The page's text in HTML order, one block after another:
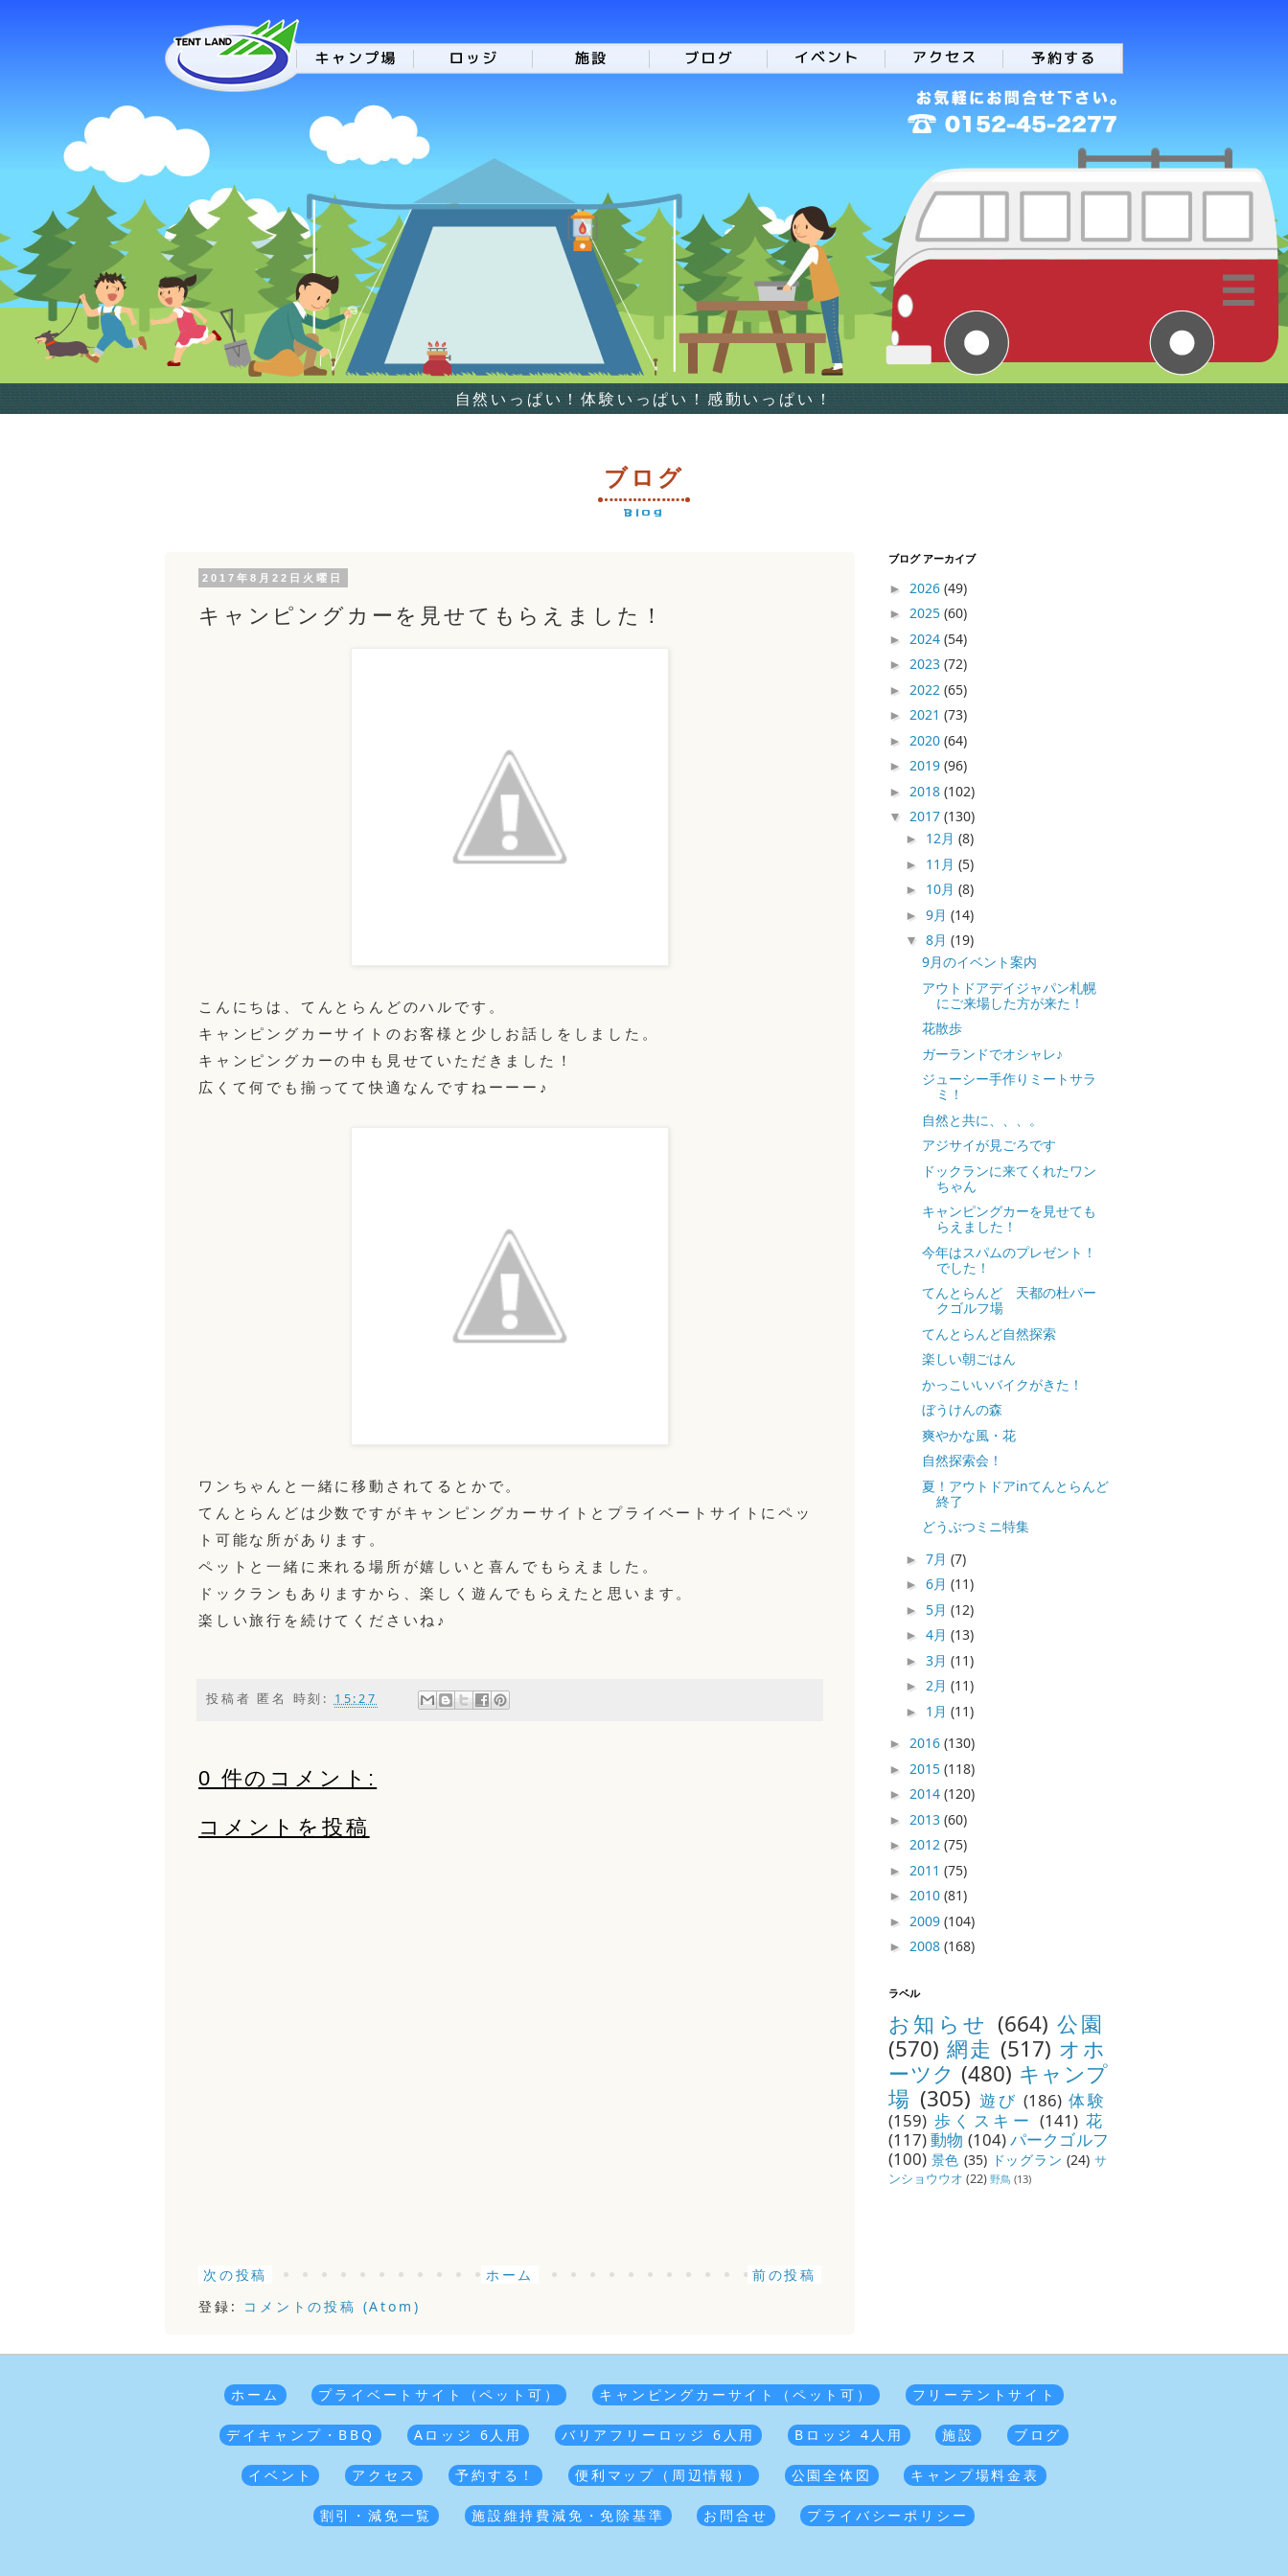
自然いっぱい！体験いっぱい！感動いっぱい！
ブログ
Blog
2017年8月22日火曜日
キャンピングカーを見せてもらえました！
こんにちは、てんとらんどのハルです。
キャンピングカーサイトのお客様と少しお話しをしました。
キャンピングカーの中も見せていただきました！
広くて何でも揃ってて快適なんですねーーー♪
ワンちゃんと一緒に移動されてるとかで。
てんとらんどは少数ですがキャンピングカーサイトとプライベートサイトにペッ
ト可能な所があります。
ペットと一緒に来れる場所が嬉しいと喜んでもらえました。
ドックランもありますから、楽しく遊んでもらえたと思います。
楽しい旅行を続けてくださいね♪
投稿者 匿名 時刻: 15:27
0 件のコメント:
コメントを投稿
次の投稿 前の投稿
ホーム
登録: コメントの投稿 (Atom)
ブログ アーカイブ
► 2026 (49)
► 2025 (60)
► 2024 (54)
► 2023 (72)
► 2022 (65)
► 2021 (73)
► 2020 (64)
► 2019 (96)
► 2018 (102)
▼ 2017 (130)
► 12月 (8)
► 11月 (5)
► 10月 (8)
► 9月 (14)
▼ 8月 (19)
9月のイベント案内
アウトドアデイジャパン札幌
にご来場した方が来た！
花散歩
ガーランドでオシャレ♪
ジューシー手作りミートサラ
ミ！
自然と共に、、、。
アジサイが見ごろです
ドックランに来てくれたワン
ちゃん
キャンピングカーを見せても
らえました！
今年はスパムのプレゼント！
でした！
てんとらんど 天都の杜パー
クゴルフ場
てんとらんど自然探索
楽しい朝ごはん
かっこいいバイクがきた！
ぼうけんの森
爽やかな風・花
自然探索会！
夏！アウトドアinてんとらんど
終了
どうぶつミニ特集
► 7月 (7)
► 6月 (11)
► 5月 (12)
► 4月 (13)
► 3月 (11)
► 2月 (11)
► 1月 (11)
► 2016 (130)
► 2015 (118)
► 2014 (120)
► 2013 (60)
► 2012 (75)
► 2011 (75)
► 2010 (81)
► 2009 (104)
► 2008 (168)
ラベル
お知らせ (664) 公園
(570) 網走 (517) オホ
ーツク (480) キャンプ
場 (305) 遊び (186) 体験
(159) 歩くスキー (141) 花
(117)動物 (104)パークゴルフ
(100) 景色 (35) ドッグラン (24) サ
ンショウウオ (22) 野鳥 (13)
ホーム プライベートサイト（ペット可） キャンピングカーサイト（ペット可） フリーテントサイト
デイキャンプ・BBQ Aロッジ 6人用 バリアフリーロッジ 6人用 Bロッジ 4人用 施設 ブログ
イベント アクセス 予約する！ 便利マップ（周辺情報） 公園全体図 キャンプ場料金表
割引・減免一覧 施設維持費減免・免除基準 お問合せ プライバシーポリシー